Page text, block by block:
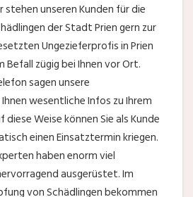
stehen unseren Kunden für die
der Stadt Prien gern zur
Ungezieferprofis in Prien
Befall zügig bei Ihnen vor Ort.
sagen unsere
wesentliche Infos zu Ihrem
Weise können Sie als Kunde
einen Einsatztermin kriegen.
haben enorm viel
ausgerüstet. Im
von Schädlingen bekommen